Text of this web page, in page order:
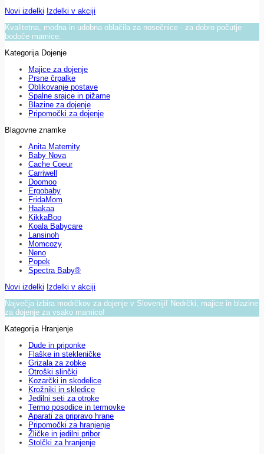
Novi izdelki Izdelki v akciji
Kvalitetna, modna in udobna oblačila za nosečnice - za dobro počutje
bodoče mamice.
Kategorija Dojenje
Majice za dojenje
Prsne črpalke
Oblikovanje postave
Spalne srajce in pižame
Blazine za dojenje
Pripomočki za dojenje
Blagovne znamke
Anita Maternity
Baby Nova
Cache Coeur
Carriwell
Doomoo
Ergobaby
FridaMom
Haakaa
KikkaBoo
Koala Babycare
Lansinoh
Momcozy
Neno
Popek
Spectra Baby®
Novi izdelki Izdelki v akciji
Največja izbira modrčkov za dojenje v Sloveniji! Nedrčki, majice in blazine
za dojenje za vsako mamico!
Kategorija Hranjenje
Dude in priponke
Flaške in stekleničke
Grizala za zobke
Otroški slinčki
Kozarčki in skodelice
Krožniki in skledice
Jedilni seti za otroke
Termo posodice in termovke
Aparati za pripravo hrane
Pripomočki za hranjenje
Žličke in jedilni pribor
Stolčki za hranjenje